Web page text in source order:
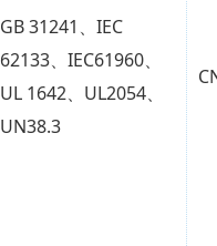
GB 31241、IEC
62133、IEC61960、
UL 1642、UL2054、
UN38.3